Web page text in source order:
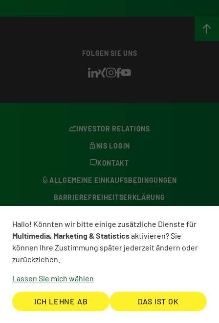
FOLGEN SIE UNS
INVESTOR RELATIONS
NIS LOGIN
KONTAKT
ALLGEMEINE EINKAUFSBEDINGUNGEN
BARRIEREFREIHEITSERKLÄRUNG
BESCHWERDESTELLE
COOKIE-EINSTELLUNGEN
© NORDWEST 2026
Hallo! Könnten wir bitte einige zusätzliche Dienste für
Multimedia, Marketing & Statisticsaktivieren? Sie
können Ihre Zustimmung später jederzeit ändern oder
zurückziehen.
Lassen Sie mich wählen
ICH LEHNE AB DAS IST OK